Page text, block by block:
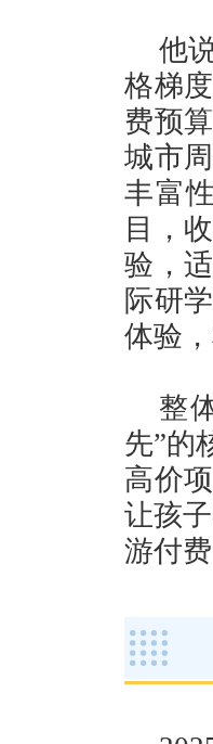
他
格梯
费预
城市
丰富
目，
验，
际研
体验
整
先”的
高价
让孩
游付